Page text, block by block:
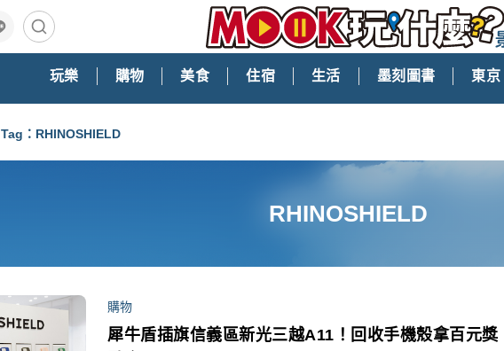
玩樂 購物 美食 住宿 生活 墨刻圖書 東京
Tag：RHINOSHIELD
RHINOSHIELD
購物
犀牛盾插旗信義區新光三越A11！回收手機殼拿百元獎